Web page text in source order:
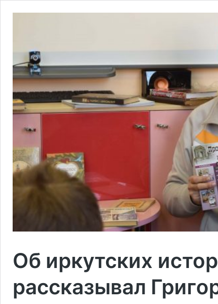
Об иркутских
рассказывал